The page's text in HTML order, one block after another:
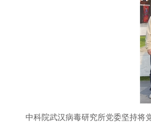
中科院武汉病毒研究所党委坚持将